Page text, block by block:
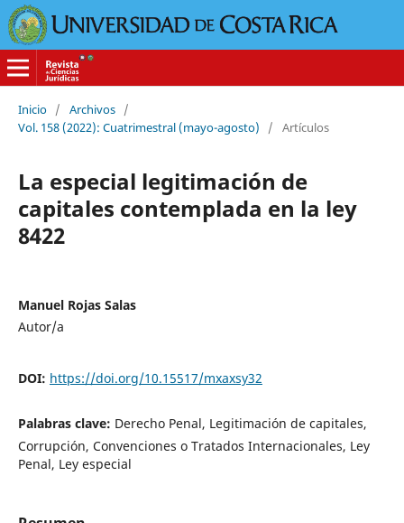
Inicio / Archivos /
Vol. 158 (2022): Cuatrimestral (mayo-agosto)
/ Artículos
La especial legitimación de
capitales contemplada en la ley
8422
Manuel Rojas Salas
Autor/a
DOI: https://doi.org/10.15517/mxaxsy32
Palabras clave: Derecho Penal, Legitimación de capitales,
Corrupción, Convenciones o Tratados Internacionales, Ley
Penal, Ley especial